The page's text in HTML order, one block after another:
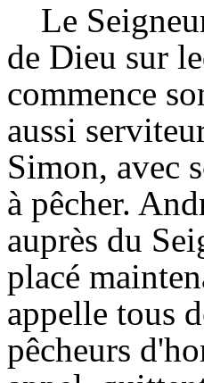
Le
de Dieu sur
commence
aussi
Simon, avec
à pêcher.
auprès du
placé
appelle tous
pêcheurs